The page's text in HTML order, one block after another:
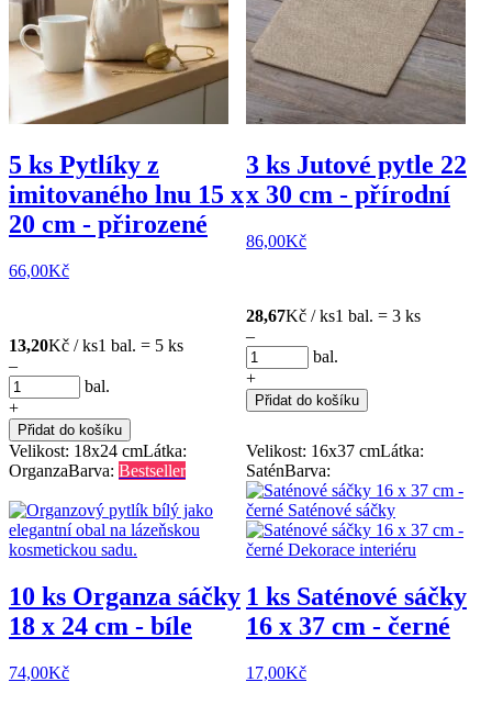
5 ks Pytlíky z
imitovaného lnu 15 x
20 cm - přirozené
66,00Kč
13,20Kč / ks1 bal. = 5 ks
–
bal.
+
Přidat do košíku
3 ks Jutové pytle 22
x 30 cm - přírodní
86,00Kč
28,67Kč / ks1 bal. = 3 ks
–
bal.
+
Přidat do košíku
Velikost: 18x24 cmLátka:
OrganzaBarva: Bestseller
10 ks Organza sáčky
18 x 24 cm - bíle
74,00Kč
Velikost: 16x37 cmLátka:
SaténBarva:
1 ks Saténové sáčky
16 x 37 cm - černé
17,00Kč